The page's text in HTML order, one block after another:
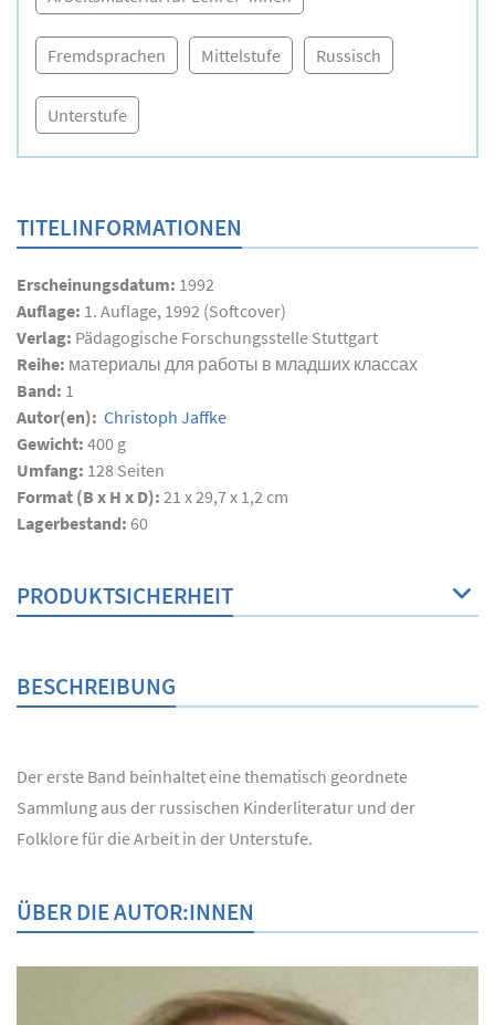
Fremdsprachen Mittelstufe Russisch
Unterstufe
TITELINFORMATIONEN
Erscheinungsdatum: 1992
Auflage: 1. Auflage, 1992 (Softcover)
Verlag: Pädagogische Forschungsstelle Stuttgart
Reihe: материалы для работы в младших классах
Band: 1
Autor(en): Christoph Jaffke
Gewicht: 400 g
Umfang: 128 Seiten
Format (B x H x D): 21 x 29,7 x 1,2 cm
Lagerbestand: 60
PRODUKTSICHERHEIT
BESCHREIBUNG
Der erste Band beinhaltet eine thematisch geordnete
Sammlung aus der russischen Kinderliteratur und der
Folklore für die Arbeit in der Unterstufe.
ÜBER DIE AUTOR:INNEN